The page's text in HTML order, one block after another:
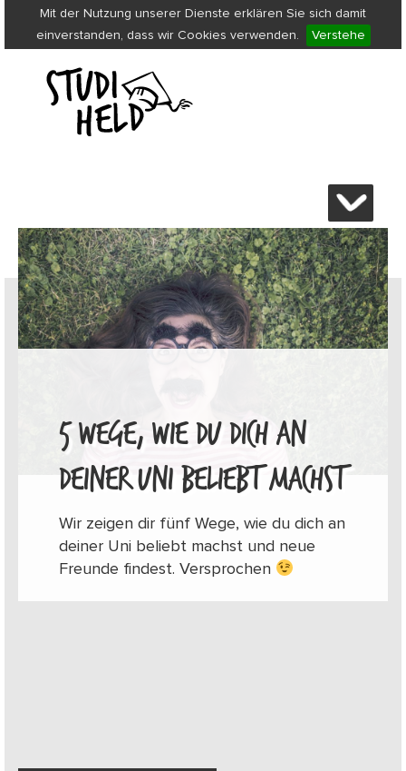
Mit der Nutzung unserer Dienste erklären Sie sich damit
einverstanden, dass wir Cookies verwenden.
Verstehe
5 WEGE, WIE DU DICH AN
DEINER UNI BELIEBT MACHST
Wir zeigen dir fünf Wege, wie du dich an
deiner Uni beliebt machst und neue
Freunde findest. Versprochen